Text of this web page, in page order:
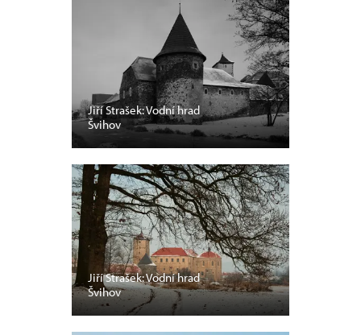
Jiří Strašek: Vodní hrad
Švihov
Jiří Strašek: Vodní hrad
Švihov